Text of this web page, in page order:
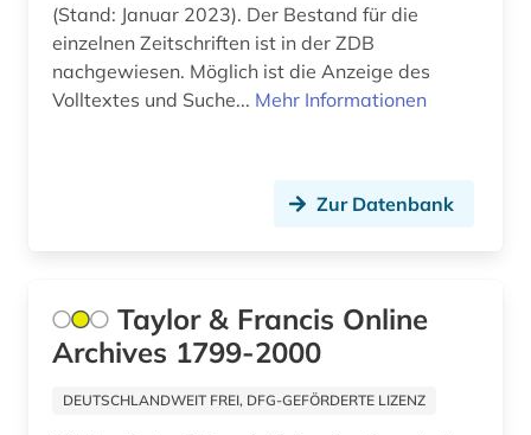
konstruktion (1)
künste (1)
linguistik (1)
literatur (1)
literaturwissenschaften (1)
(Stand: Januar 2023). Der Bestand für die
einzelnen Zeitschriften ist in der ZDB
nachgewiesen. Möglich ist die Anzeige des
Volltextes und Suche... Mehr Informationen
Zur Datenbank
Taylor & Francis Online
Archives 1799-2000
DEUTSCHLANDWEIT FREI, DFG-GEFÖRDERTE LIZENZ